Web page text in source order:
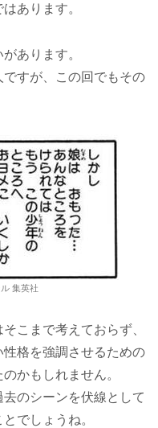
あります。
あります。
すが、この回でもその
集英社
こまで考えておらず、
格を強調させるための
かもしれません。
のシーンを伏線として
でしょうね。